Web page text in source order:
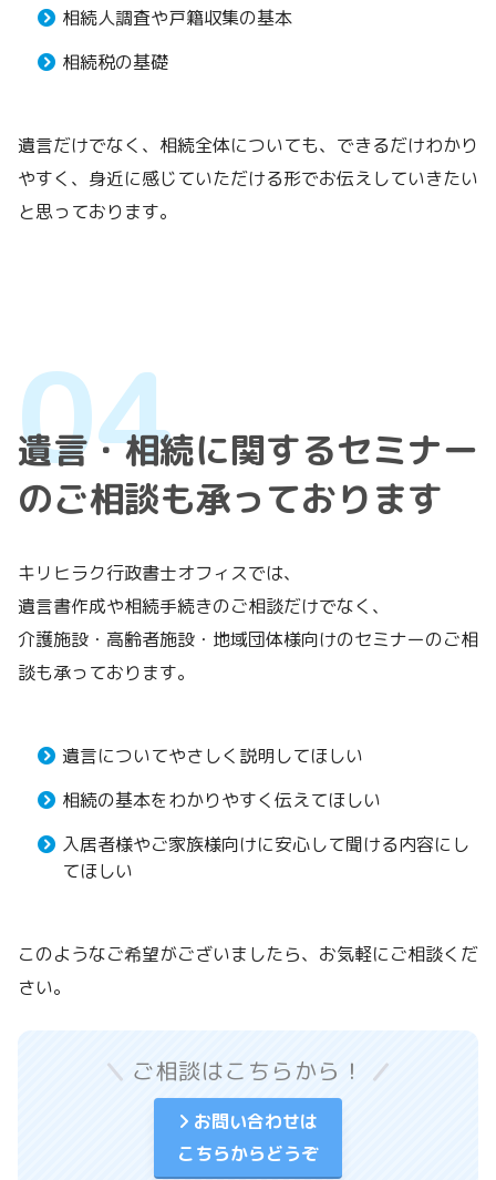
相続人調査や戸籍収集の基本
相続税の基礎
遺言だけでなく、相続全体についても、できるだけわかり
やすく、身近に感じていただける形でお伝えしていきたい
と思っております。
遺言・相続に関するセミナー
のご相談も承っております
キリヒラク行政書士オフィスでは、
遺言書作成や相続手続きのご相談だけでなく、
介護施設・高齢者施設・地域団体様向けのセミナーのご相
談も承っております。
遺言についてやさしく説明してほしい
相続の基本をわかりやすく伝えてほしい
入居者様やご家族様向けに安心して聞ける内容にし
てほしい
このようなご希望がございましたら、お気軽にご相談くだ
さい。
ご相談はこちらから！
お問い合わせは
こちらからどうぞ